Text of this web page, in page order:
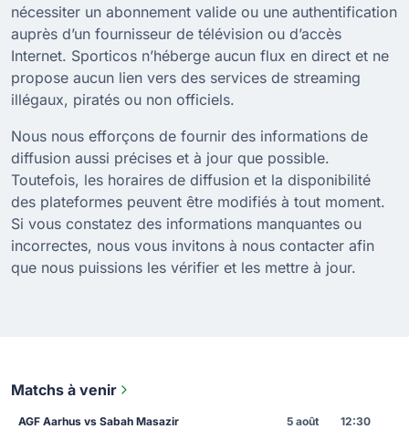
nécessiter un abonnement valide ou une authentification
auprès d’un fournisseur de télévision ou d’accès
Internet. Sporticos n’héberge aucun flux en direct et ne
propose aucun lien vers des services de streaming
illégaux, piratés ou non officiels.
Nous nous efforçons de fournir des informations de
diffusion aussi précises et à jour que possible.
Toutefois, les horaires de diffusion et la disponibilité
des plateformes peuvent être modifiés à tout moment.
Si vous constatez des informations manquantes ou
incorrectes, nous vous invitons à nous contacter afin
que nous puissions les vérifier et les mettre à jour.
Matchs à venir
AGF Aarhus vs Sabah Masazir 5 août 12:30